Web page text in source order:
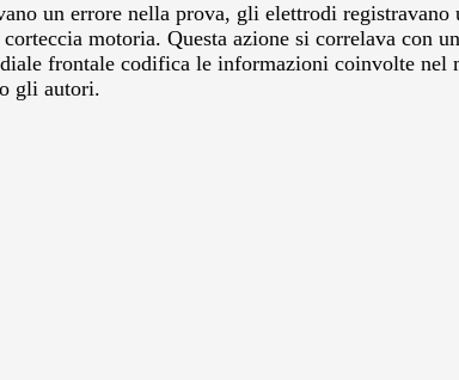
un errore nella prova, gli elettrodi registravano
motoria. Questa azione si correlava con
frontale codifica le informazioni coinvolte
gli autori.